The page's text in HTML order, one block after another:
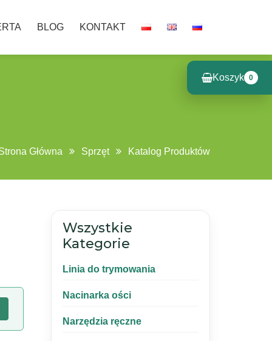
BLOG KONTAKT
Główna Sprzęt Katalog Produktów
Wszystkie
Kategorie
Linia do trymowania
Nacinarka ości
Narzędzia ręczne
Koszyk 0